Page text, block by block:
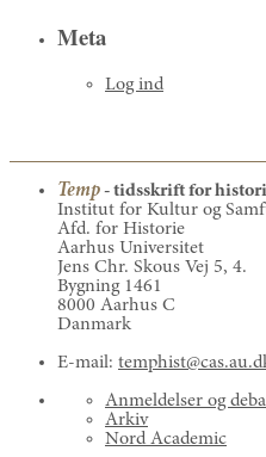
Meta
Log ind
Temp- tidsskrift for
Institut for Kultur og
Afd. for Historie
Aarhus Universitet
Jens Chr. Skous Vej 5, 4.
Bygning 1461
8000 Aarhus C
Danmark
E-mail:
Anmeldelser og
Arkiv
Nord Academic